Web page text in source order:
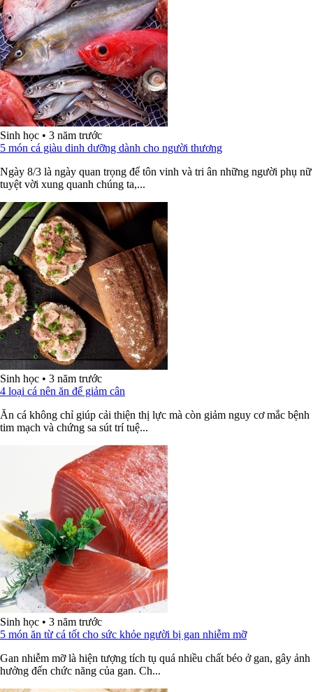
Sinh học • 3 năm trước
5 món cá giàu dinh dưỡng dành cho người thương
Ngày 8/3 là ngày quan trọng để tôn vinh và tri ân những người phụ nữ
tuyệt vời xung quanh chúng ta,...
Sinh học • 3 năm trước
4 loại cá nên ăn để giảm cân
Ăn cá không chỉ giúp cải thiện thị lực mà còn giảm nguy cơ mắc bệnh
tim mạch và chứng sa sút trí tuệ...
Sinh học • 3 năm trước
5 món ăn từ cá tốt cho sức khỏe người bị gan nhiễm mỡ
Gan nhiễm mỡ là hiện tượng tích tụ quá nhiều chất béo ở gan, gây ảnh
hưởng đến chức năng của gan. Ch...